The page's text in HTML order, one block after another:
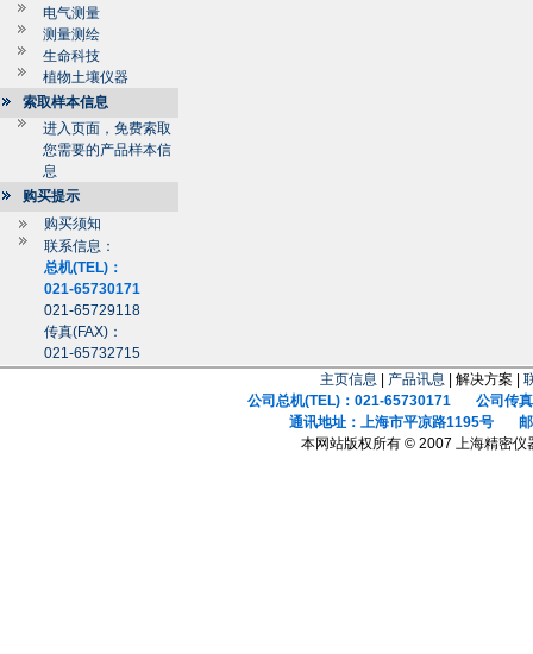
电气测量
测量测绘
生命科技
植物土壤仪器
索取样本信息
进入页面，免费索取
您需要的产品样本信
息
购买提示
购买须知
联系信息：
总机(TEL)：
021-65730171
021-65729118
传真(FAX)：
021-65732715
主页信息
产品讯息 | 解决方案 |
公司总机(TEL)：021-65730171 公司传真
通讯地址：上海市平凉路1195号 邮
本网站版权所有 © 2007 上海精密仪